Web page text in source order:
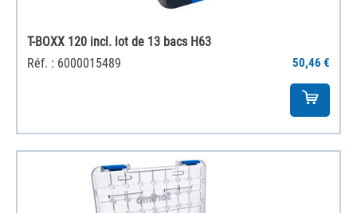
T-BOXX 120 incl. lot de 13 bacs H63
Réf. : 6000015489
50,46 €